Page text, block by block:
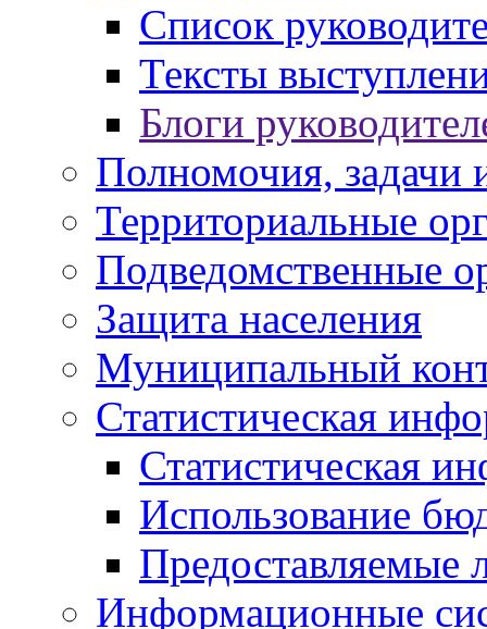
Список
Тексты
Блоги
Полномочия, задачи
Территориальные
Подведомственные
Защита населения
Муниципальный
Статистическая
Статистическая
Использование
Предоставляемые
Информационные